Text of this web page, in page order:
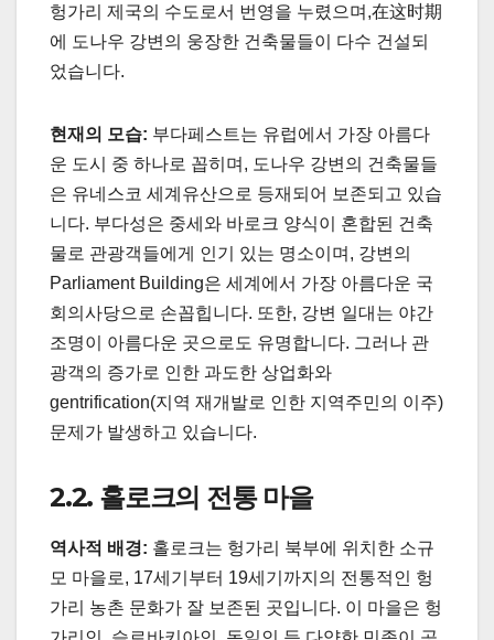
헝가리 제국의 수도로서 번영을 누렸으며,在这时期
에 도나우 강변의 웅장한 건축물들이 다수 건설되
었습니다.
현재의 모습: 부다페스트는 유럽에서 가장 아름다
운 도시 중 하나로 꼽히며, 도나우 강변의 건축물들
은 유네스코 세계유산으로 등재되어 보존되고 있습
니다. 부다성은 중세와 바로크 양식이 혼합된 건축
물로 관광객들에게 인기 있는 명소이며, 강변의
Parliament Building은 세계에서 가장 아름다운 국
회의사당으로 손꼽힙니다. 또한, 강변 일대는 야간
조명이 아름다운 곳으로도 유명합니다. 그러나 관
광객의 증가로 인한 과도한 상업화와
gentrification(지역 재개발로 인한 지역주민의 이주)
문제가 발생하고 있습니다.
2.2. 홀로크의 전통 마을
역사적 배경: 홀로크는 헝가리 북부에 위치한 소규
모 마을로, 17세기부터 19세기까지의 전통적인 헝
가리 농촌 문화가 잘 보존된 곳입니다. 이 마을은 헝